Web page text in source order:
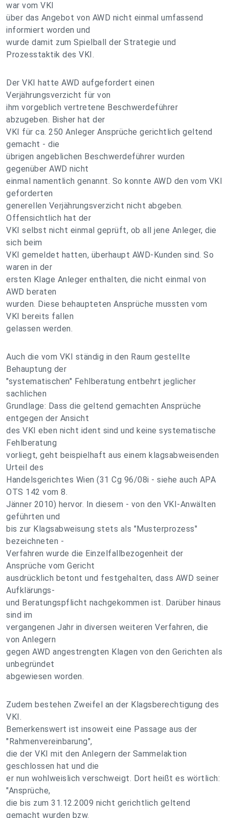
war vom VKI
über das Angebot von AWD nicht einmal umfassend
informiert worden und
wurde damit zum Spielball der Strategie und
Prozesstaktik des VKI.
Der VKI hatte AWD aufgefordert einen
Verjährungsverzicht für von
ihm vorgeblich vertretene Beschwerdeführer
abzugeben. Bisher hat der
VKI für ca. 250 Anleger Ansprüche gerichtlich geltend
gemacht - die
übrigen angeblichen Beschwerdeführer wurden
gegenüber AWD nicht
einmal namentlich genannt. So konnte AWD den vom VKI
geforderten
generellen Verjährungsverzicht nicht abgeben.
Offensichtlich hat der
VKI selbst nicht einmal geprüft, ob all jene Anleger, die
sich beim
VKI gemeldet hatten, überhaupt AWD-Kunden sind. So
waren in der
ersten Klage Anleger enthalten, die nicht einmal von
AWD beraten
wurden. Diese behaupteten Ansprüche mussten vom
VKI bereits fallen
gelassen werden.
Auch die vom VKI ständig in den Raum gestellte
Behauptung der
"systematischen" Fehlberatung entbehrt jeglicher
sachlichen
Grundlage: Dass die geltend gemachten Ansprüche
entgegen der Ansicht
des VKI eben nicht ident sind und keine systematische
Fehlberatung
vorliegt, geht beispielhaft aus einem klagsabweisenden
Urteil des
Handelsgerichtes Wien (31 Cg 96/08i - siehe auch APA
OTS 142 vom 8.
Jänner 2010) hervor. In diesem - von den VKI-Anwälten
geführten und
bis zur Klagsabweisung stets als "Musterprozess"
bezeichneten -
Verfahren wurde die Einzelfallbezogenheit der
Ansprüche vom Gericht
ausdrücklich betont und festgehalten, dass AWD seiner
Aufklärungs-
und Beratungspflicht nachgekommen ist. Darüber hinaus
sind im
vergangenen Jahr in diversen weiteren Verfahren, die
von Anlegern
gegen AWD angestrengten Klagen von den Gerichten als
unbegründet
abgewiesen worden.
Zudem bestehen Zweifel an der Klagsberechtigung des
VKI.
Bemerkenswert ist insoweit eine Passage aus der
"Rahmenvereinbarung",
die der VKI mit den Anlegern der Sammelaktion
geschlossen hat und die
er nun wohlweislich verschweigt. Dort heißt es wörtlich:
"Ansprüche,
die bis zum 31.12.2009 nicht gerichtlich geltend
gemacht wurden bzw.